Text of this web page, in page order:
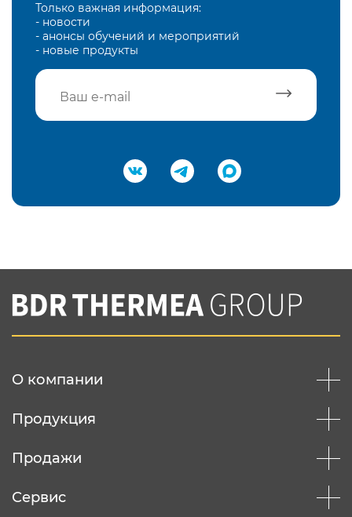
Только важная информация:
- новости
- анонсы обучений и мероприятий
- новые продукты
Подтвердить e-mail
Вы соглашаетесь с нашей политикой
конфеденциальности
О компании
Продукция
Продажи
Сервис